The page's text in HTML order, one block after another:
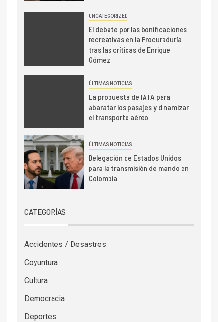
UNCATEGORIZED
El debate por las bonificaciones
recreativas en la Procuraduría
tras las críticas de Enrique
Gómez
ÚLTIMAS NOTICIAS
La propuesta de IATA para
abaratar los pasajes y dinamizar
el transporte aéreo
ÚLTIMAS NOTICIAS
Delegación de Estados Unidos
para la transmisión de mando en
Colombia
CATEGORÍAS
Accidentes / Desastres
Coyuntura
Cultura
Democracia
Deportes